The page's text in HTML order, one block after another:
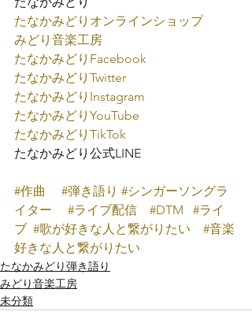
たなかみどりオンラインショップ
みどり音楽工房
たなかみどり Facebook
たなかみどり Twitter
たなかみどり Instagram
たなかみどり YouTube
たなかみどり TikTok
たなかみどり公式LINE
#作曲 #弾き語り #シンガーソングラ
イター
#ライブ配信 #DTM
#ライ
ブ #歌が好きな人と繋がりたい
#音楽
好きな人と繋がりたい
たなかみどり弾き語り
みどり音楽工房
未分類